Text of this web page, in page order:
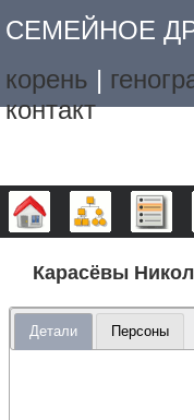
СЕМЕЙНОЕ
корень |
контакт
Дерево Графики
Карасёвы
Детали Персоны